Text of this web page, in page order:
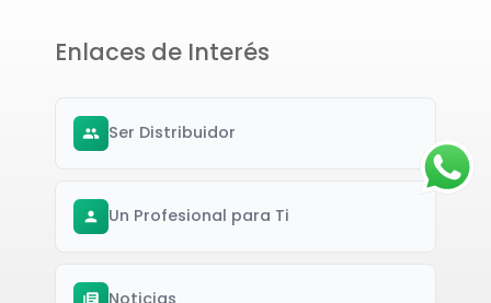
Enlaces de Interés
Ser Distribuidor
Un Profesional para Ti